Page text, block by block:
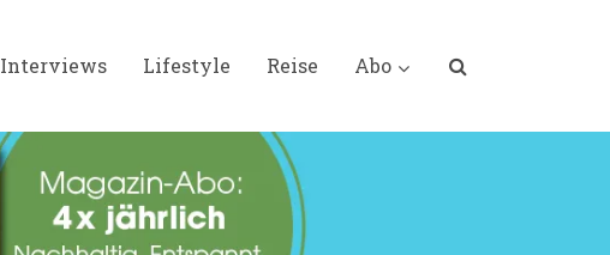
Interviews Lifestyle Reise Abo